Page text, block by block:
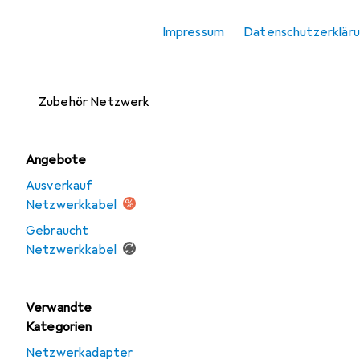
Impressum
Zubehör Netzwerk
Angebote
Ausverkauf
Netzwerkkabel
Gebraucht
Netzwerkkabel
Verwandte
Kategorien
Netzwerkadapter